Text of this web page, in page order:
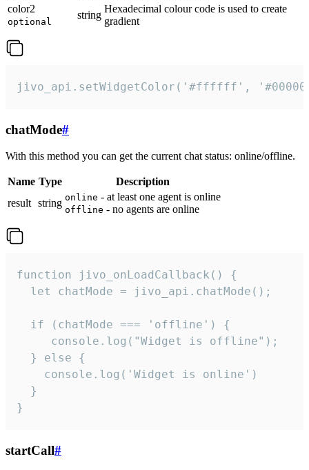
color2
optional
string
Hexadecimal colour code is used to create
gradient
jivo_api.setWidgetColor('#ffffff',
chatMode#
With this method you can get the current chat status: online/offline.
Name Type
Description
result string online - at least one agent is online
offline - no agents are online
function jivo_onLoadCallback() {
  let chatMode = jivo_api.chatMode();
  if (chatMode === 'offline') {
     console.log("Widget is offline");
  } else {
    console.log('Widget is online')
  }
}
startCall#